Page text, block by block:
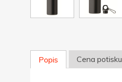
Popis Cena potisku